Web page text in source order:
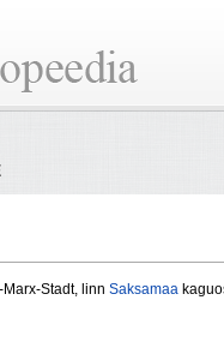
Stadt, linn Saksamaa